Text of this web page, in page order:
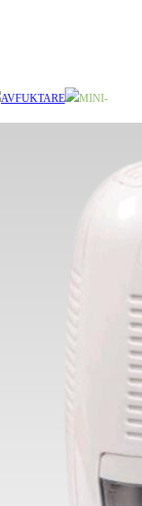
AVFUKTARE
MINI-